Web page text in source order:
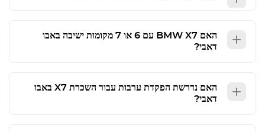
האם BMW
X7 עם 6 או 7 מקומות ישיבה באבו
דאבי?
האם נדרשת הפקדת ערבות עבור השכרת X7 באבו
דאבי?